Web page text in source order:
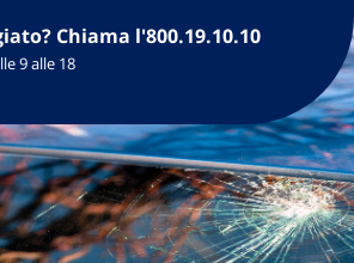
Chiama l'800.19.10.10
9 alle 18